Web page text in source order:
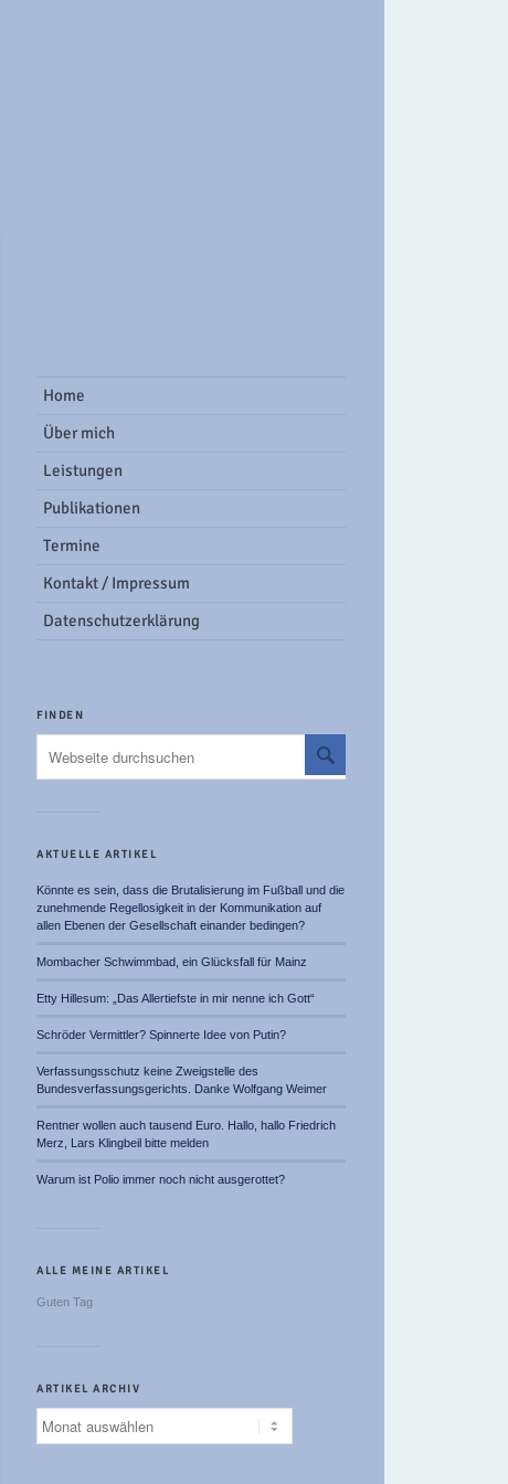
Group
Home
Über mich
Leistungen
Publikationen
Termine
Kontakt / Impressum
Datenschutzerklärung
FINDEN
AKTUELLE ARTIKEL
Könnte es sein, dass die Brutalisierung im Fußball und die
zunehmende Regellosigkeit in der Kommunikation auf
allen Ebenen der Gesellschaft einander bedingen?
Mombacher Schwimmbad, ein Glücksfall für Mainz
Etty Hillesum: „Das Allertiefste in mir nenne ich Gott“
Schröder Vermittler? Spinnerte Idee von Putin?
Verfassungsschutz keine Zweigstelle des
Bundesverfassungsgerichts. Danke Wolfgang Weimer
Rentner wollen auch tausend Euro. Hallo, hallo Friedrich
Merz, Lars Klingbeil bitte melden
Warum ist Polio immer noch nicht ausgerottet?
ALLE MEINE ARTIKEL
Guten Tag
ARTIKEL ARCHIV
Artikel
Archiv